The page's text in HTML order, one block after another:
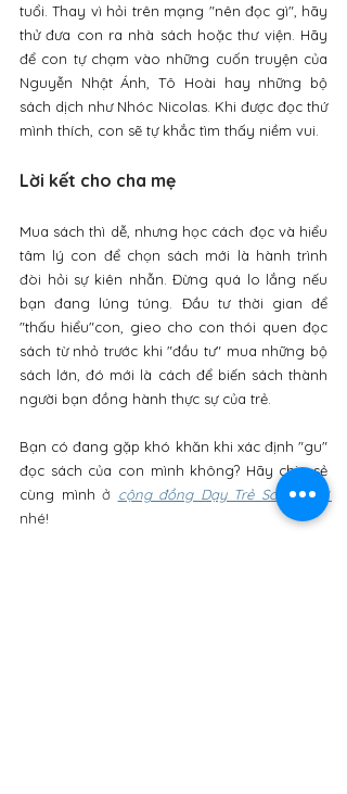
tuổi. Thay vì hỏi trên mạng "nên đọc gì", hãy
thử đưa con ra nhà sách hoặc thư viện. Hãy
để con tự chạm vào những cuốn truyện của
Nguyễn Nhật Ánh, Tô Hoài hay những bộ
sách dịch như Nhóc Nicolas. Khi được đọc thứ
mình thích, con sẽ tự khắc tìm thấy niềm vui.
Lời kết cho cha mẹ
Mua sách thì dễ, nhưng học cách đọc và hiểu
tâm lý con để chọn sách mới là hành trình
đòi hỏi sự kiên nhẫn. Đừng quá lo lắng nếu
bạn đang lúng túng. Đầu tư thời gian để
"thấu hiểu"con, gieo cho con thói quen đọc
sách từ nhỏ trước khi "đầu tư" mua những bộ
sách lớn, đó mới là cách để biến sách thành
người bạn đồng hành thực sự của trẻ.
Bạn có đang gặp khó khăn khi xác định "gu"
đọc sách của con mình không? Hãy chia sẻ
cùng mình ở cộng đồng Dạy Trẻ Song Ngữ
nhé!